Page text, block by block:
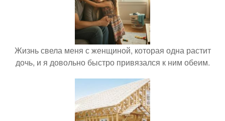
Жизнь свела меня с женщиной, которая одна растит
дочь, и я довольно быстро привязался к ним обеим.